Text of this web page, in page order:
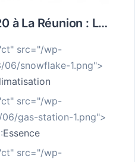
Louer une Hyundai i20 à La Réunion : La Liberté de Rouler Partout
src="/wp-
snowflake-1.png">
src="/wp-
gas-station-1.png">
Essence
src="/wp-